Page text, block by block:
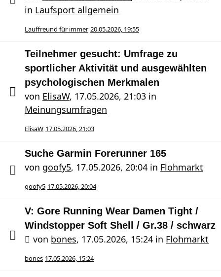
in Laufsport allgemein
Lauffreund für immer 20.05.2026, 19:55
Teilnehmer gesucht: Umfrage zu
sportlicher Aktivität und ausgewählten
psychologischen Merkmalen
von ElisaW, 17.05.2026, 21:03 in
Meinungsumfragen
ElisaW 17.05.2026, 21:03
Suche Garmin Forerunner 165
von goofy5, 17.05.2026, 20:04 in Flohmarkt
goofy5 17.05.2026, 20:04
V: Gore Running Wear Damen Tight /
Windstopper Soft Shell / Gr.38 / schwarz
von bones, 17.05.2026, 15:24 in Flohmarkt
bones 17.05.2026, 15:24